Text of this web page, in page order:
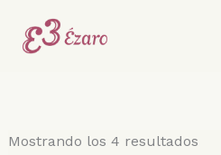
contenido
Mostrando los 4 resultados